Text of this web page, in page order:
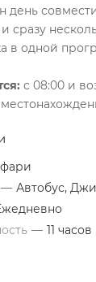
день
сразу
в одной
с 08:00 и
— Автобус,
— 11 часов